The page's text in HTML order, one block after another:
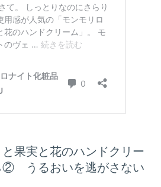
果実と花のハンドクリー
② うるおいを逃がさない